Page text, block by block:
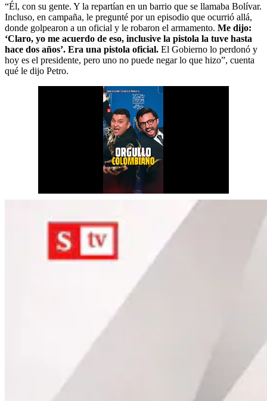
“Él, con su gente. Y la repartían en un barrio que se llamaba Bolívar.
Incluso, en campaña, le pregunté por un episodio que ocurrió allá,
donde golpearon a un oficial y le robaron el armamento. Me dijo:
‘Claro, yo me acuerdo de eso, inclusive la pistola la tuve hasta
hace dos años’. Era una pistola oficial. El Gobierno lo perdonó y
hoy es el presidente, pero uno no puede negar lo que hizo”, cuenta
qué le dijo Petro.